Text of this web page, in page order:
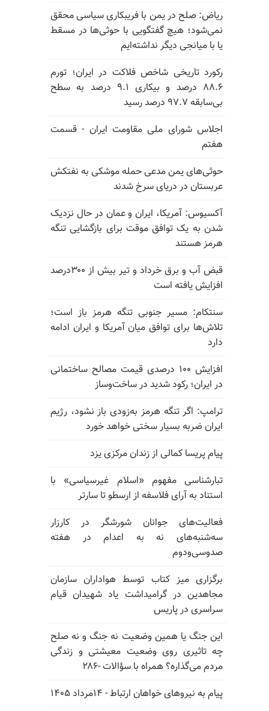
ریاض: صلح در یمن با فریبکاری سیاسی محقق
نمی‌شود؛ هیچ گفتگویی با حوثی‌ها در مسقط
یا با میانجی دیگر نداشته‌ایم
رکورد تاریخی شاخص فلاکت در ایران؛ تورم
۸۸.۶ درصد و بیکاری ۹.۱ درصد به سطح
بی‌سابقه ۹۷.۷ درصد رسید
اجلاس شورای ملی مقاومت ایران - قسمت
هفتم
حوثی‌های یمن مدعی حمله موشکی به نفتکش
عربستان در دریای سرخ شدند
آکسیوس: آمریکا، ایران و عمان در حال نزدیک
شدن به یک توافق موقت برای بازگشایی تنگه
هرمز هستند
قبض آب و برق خرداد و تیر بیش از ۳۰۰درصد
افزایش یافته است
سنتکام: مسیر جنوبی تنگه هرمز باز است؛
تلاش‌ها برای توافق میان آمریکا و ایران ادامه
دارد
افزایش ۱۰۰ درصدی قیمت مصالح ساختمانی
در ایران؛ رکود شدید در ساخت‌وساز
ترامپ: اگر تنگه هرمز به‌زودی باز نشود، رژیم
ایران ضربه بسیار سختی خواهد خورد
پیام پریسا کمالی از زندان مرکزی یزد
تبارشناسی مفهوم «اسلام غیرسیاسی» با
استناد به آرای فلاسفه از ارسطو تا سارتر
فعالیت‌های جوانان شورشگر در کارزار
سه‌شنبه‌های نه به اعدام در هفته
صدوسی‌و‌دوم
برگزاری میز کتاب توسط هواداران سازمان
مجاهدین در گرامیداشت یاد شهیدان قیام
سراسری در پاریس
این جنگ یا همین وضعیت نه جنگ و نه صلح
چه تاثیری روی وضعیت معیشتی و زندگی
مردم می‌گذاره؟ همراه با سؤالات -۲۸۶
پیام به نیروهای خواهان ارتباط - ۱۴مرداد ۱۴۰۵